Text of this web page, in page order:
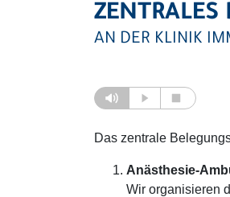
ZENTRALES
AN DER KLINIK
Das zentrale
Anästhesie-
Wir organisieren